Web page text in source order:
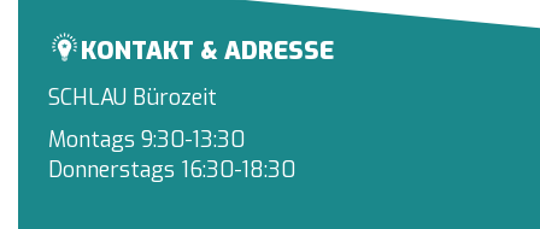
KONTAKT & ADRESSE
SCHLAU Bürozeit
Montags 9:30-13:30
Donnerstags 16:30-18:30